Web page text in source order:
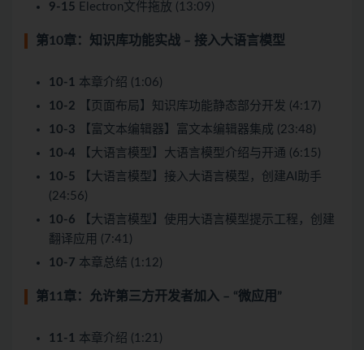
9-15 Electron文件拖放 (13:09)
第10章：知识库功能实战 – 接入大语言模型
10-1 本章介绍 (1:06)
10-2 【页面布局】知识库功能静态部分开发 (4:17)
10-3 【富文本编辑器】富文本编辑器集成 (23:48)
10-4 【大语言模型】大语言模型介绍与开通 (6:15)
10-5 【大语言模型】接入大语言模型，创建AI助手
(24:56)
10-6 【大语言模型】使用大语言模型提示工程，创建
翻译应用 (7:41)
10-7 本章总结 (1:12)
第11章：允许第三方开发者加入 – “微应用”
11-1 本章介绍 (1:21)